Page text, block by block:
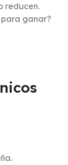
reducen.
ganar?